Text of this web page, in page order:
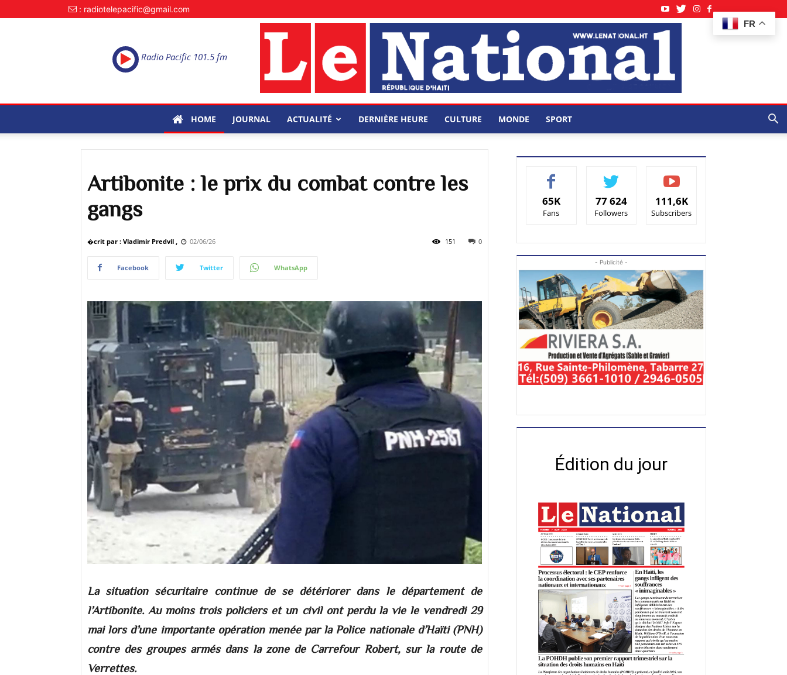
FR
: radiotelepacific@gmail.com
Radio Pacific 101.5 fm
HOME JOURNAL ACTUALITÉ DERNIÈRE HEURE CULTURE MONDE SPORT
Artibonite : le prix du combat contre les
gangs
�crit par : Vladimir Predvil , 02/06/26 0
151
Facebook Twitter WhatsApp
La situation sécuritaire continue de se détériorer dans le département de
l’Artibonite. Au moins trois policiers et un civil ont perdu la vie le vendredi 29
mai lors d’une importante opération menée par la Police nationale d’Haïti (PNH)
contre des groupes armés dans la zone de Carrefour Robert, sur la route de
Verrettes.
65K
Fans
77 624
Followers
111,6K
Subscribers
- Publicité -
Édition du jour